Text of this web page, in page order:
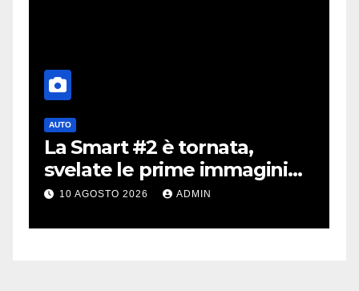
AUTO
La Smart #2 è tornata,
svelate le prime immagini
dell’erede della Fortwo
10 AGOSTO 2026 ADMIN